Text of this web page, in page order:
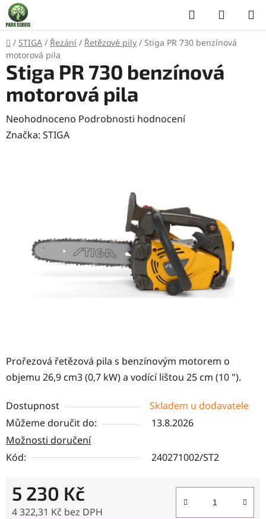
Přejít
na
obsah
Hledat
KOŠÍK
Domů
/ STIGA / Řezání / Řetězové pily / Stiga PR 730 benzínová
motorová pila
Prořezová řetězová pila s benzínovým motorem o
objemu 26,9 cm3 (0,7 kW) a vodící lištou 25 cm (10 ").
Dostupnost
Skladem u dodavatele
Můžeme doručit do:
13.8.2026
Možnosti doručení
Kód:
240271002/ST2
5 230 Kč
4 322,31 Kč bez DPH
Stiga PR 730 benzínová
motorová pila
Průměrné
hodnocení
Neohodnoceno Podrobnosti hodnocení
Značka: STIGA